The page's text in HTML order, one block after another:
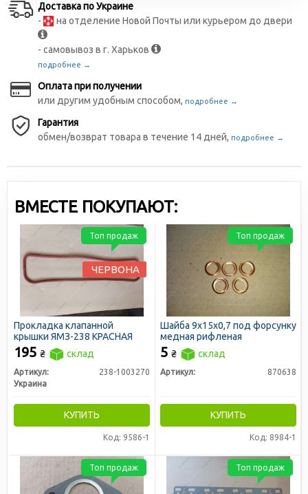
Доставка по Украине
-
на отделение Новой Почты или курьером до двери
- самовывоз в г. Харьков
подробнее →
Оплата при получении
или другим удобным способом, подробнее →
Гарантия
обмен/возврат товара в течение 14 дней, подробнее →
ВМЕСТЕ ПОКУПАЮТ:
Прокладка клапанной
крышки ЯМЗ-238 КРАСНАЯ
195 ₴ склад
Артикул:
238-1003270
Украина
КУПИТЬ
Код: 9586-1
Топ продаж
ЧЕРВОНА
Шайба 9х15х0,7 под форсунку
медная рифленая
5 ₴ склад
Артикул: 870638
КУПИТЬ
Код: 8984-1
Топ продаж
Топ продаж Топ продаж